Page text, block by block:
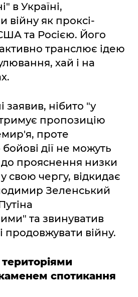
в Україні,
війну як проксі-
та Росією. Його
активно транслює ідею
хай і на
заявив, нібито "у
пропозицію
проте
дії не можуть
до прояснення низки
свою чергу, відкидає
Зеленський
та звинуватив
продовжувати війну.
спотикання